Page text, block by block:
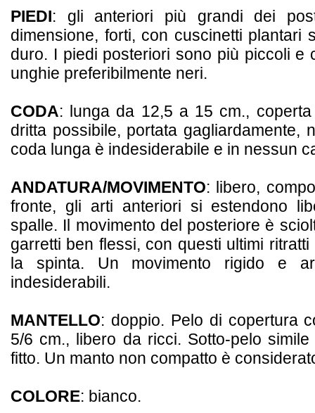
PIEDI: gli anteriori più grandi dei
dimensione, forti, con cuscinetti
duro. I piedi posteriori sono più piccoli e
unghie preferibilmente neri.
CODA: lunga da 12,5 a 15 cm.,
dritta possibile, portata gagliardamente,
coda lunga è indesiderabile e in nessun
ANDATURA/MOVIMENTO: libero,
fronte, gli arti anteriori si estendono
spalle. Il movimento del posteriore è
garretti ben flessi, con questi ultimi
la spinta. Un movimento rigido e
indesiderabili.
MANTELLO: doppio. Pelo di copertura
5/6 cm., libero da ricci. Sotto-pelo
fitto. Un manto non compatto è
COLORE: bianco.